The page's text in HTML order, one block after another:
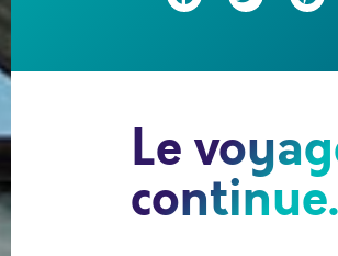
Le